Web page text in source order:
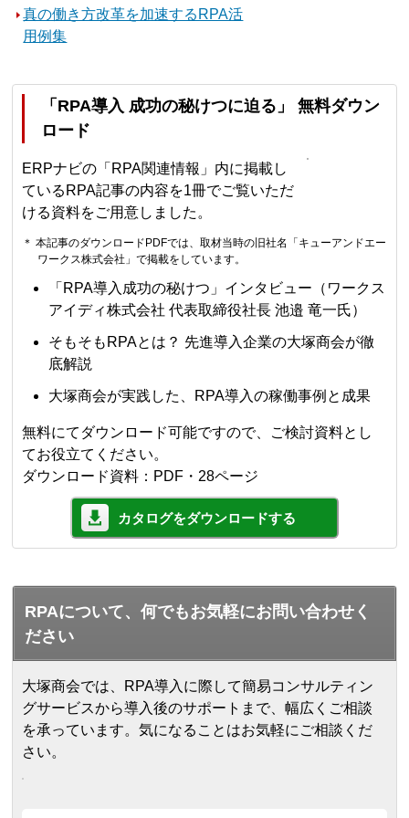
真の働き方改革を加速するRPA活
用例集
「RPA導入 成功の秘けつに迫る」 無料ダウン
ロード
ERPナビの「RPA関連情報」内に掲載し
ているRPA記事の内容を1冊でご覧いただ
ける資料をご用意しました。
＊ 本記事のダウンロードPDFでは、取材当時の旧社名「キューアンドエー
ワークス株式会社」で掲載をしています。
「RPA導入成功の秘けつ」インタビュー（ワークス
アイディ株式会社 代表取締役社長 池邉 竜一氏）
そもそもRPAとは？ 先進導入企業の大塚商会が徹
底解説
大塚商会が実践した、RPA導入の稼働事例と成果
無料にてダウンロード可能ですので、ご検討資料とし
てお役立てください。
ダウンロード資料：PDF・28ページ
カタログをダウンロードする
RPAについて、何でもお気軽にお問い合わせく
ださい
大塚商会では、RPA導入に際して簡易コンサルティン
グサービスから導入後のサポートまで、幅広くご相談
を承っています。気になることはお気軽にご相談くだ
さい。